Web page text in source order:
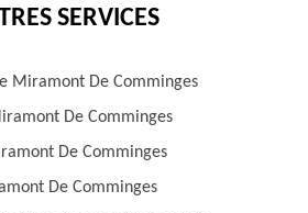
SERVICES
Miramont De Comminges
De Comminges
De Comminges
De Comminges